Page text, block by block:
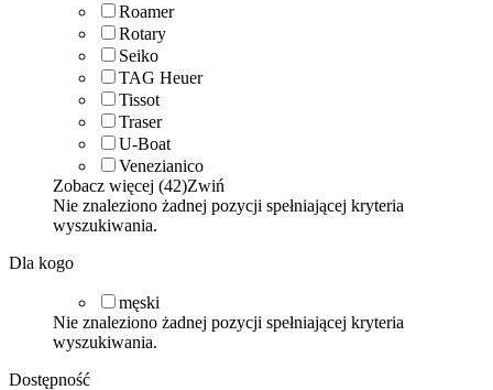
Roamer
Rotary
Seiko
TAG Heuer
Tissot
Traser
U-Boat
Venezianico
Zobacz więcej (42)Zwiń
Nie znaleziono żadnej pozycji spełniającej kryteria
wyszukiwania.
Dla kogo
męski
Nie znaleziono żadnej pozycji spełniającej kryteria
wyszukiwania.
Dostępność